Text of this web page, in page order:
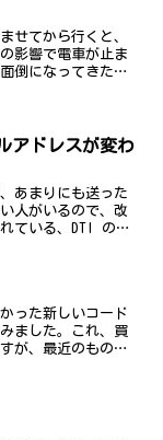
せてから行くと、
影響で電車が止ま
倒になってきた人
アドレスが変わ
あまりにも送った
人がいるので、改
ている、DTI の
として帰るように
った新しいコード
ました。これ、買
が、最近のもの
て...